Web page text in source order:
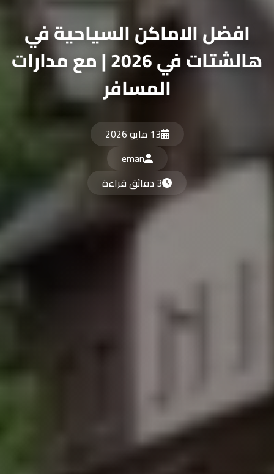
افضل الاماكن السياحية في
هالشتات في 2026 | مع مدارات
المسافر
13 مايو 2026
eman
3 دقائق قراءة